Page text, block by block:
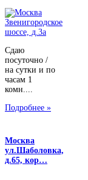
Сдаю
посуточно /
на сутки и по
часам 1
комн....
Подробнее »
Москва
ул.Шаболовка,
д.65, кор…